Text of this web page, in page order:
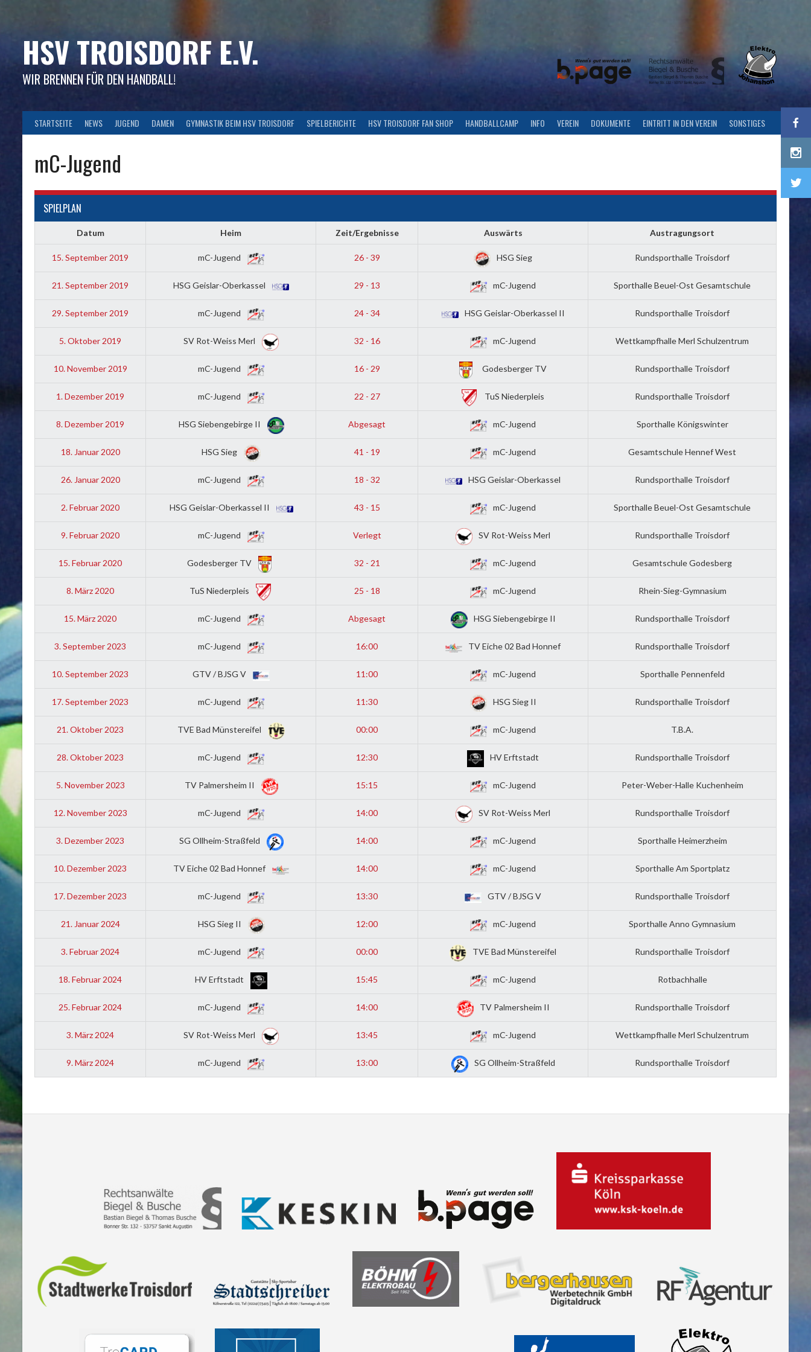
HSV TROISDORF E.V.
WIR BRENNEN FÜR DEN HANDBALL!
STARTSEITE NEWS JUGEND DAMEN GYMNASTIK BEIM HSV TROISDORF SPIELBERICHTE HSV TROISDORF FAN SHOP HANDBALLCAMP INFO VEREIN DOKUMENTE EINTRITT IN DEN VEREIN SONSTIGES
mC-Jugend
SPIELPLAN
Datum Heim Zeit/Ergebnisse Auswärts Austragungsort
15. September 2019 mC-Jugend 26 - 39 HSG Sieg Rundsporthalle Troisdorf
21. September 2019 HSG Geislar-Oberkassel 29 - 13 mC-Jugend Sporthalle Beuel-Ost Gesamtschule
29. September 2019 mC-Jugend 24 - 34 HSG Geislar-Oberkassel II Rundsporthalle Troisdorf
5. Oktober 2019 SV Rot-Weiss Merl 32 - 16 mC-Jugend Wettkampfhalle Merl Schulzentrum
10. November 2019 mC-Jugend 16 - 29 Godesberger TV Rundsporthalle Troisdorf
1. Dezember 2019 mC-Jugend 22 - 27 TuS Niederpleis Rundsporthalle Troisdorf
8. Dezember 2019 HSG Siebengebirge II Abgesagt mC-Jugend Sporthalle Königswinter
18. Januar 2020 HSG Sieg 41 - 19 mC-Jugend Gesamtschule Hennef West
26. Januar 2020 mC-Jugend 18 - 32 HSG Geislar-Oberkassel Rundsporthalle Troisdorf
2. Februar 2020 HSG Geislar-Oberkassel II 43 - 15 mC-Jugend Sporthalle Beuel-Ost Gesamtschule
9. Februar 2020 mC-Jugend Verlegt SV Rot-Weiss Merl Rundsporthalle Troisdorf
15. Februar 2020 Godesberger TV 32 - 21 mC-Jugend Gesamtschule Godesberg
8. März 2020 TuS Niederpleis 25 - 18 mC-Jugend Rhein-Sieg-Gymnasium
15. März 2020 mC-Jugend Abgesagt HSG Siebengebirge II Rundsporthalle Troisdorf
3. September 2023 mC-Jugend 16:00 TV Eiche 02 Bad Honnef Rundsporthalle Troisdorf
10. September 2023 GTV / BJSG V 11:00 mC-Jugend Sporthalle Pennenfeld
17. September 2023 mC-Jugend 11:30 HSG Sieg II Rundsporthalle Troisdorf
21. Oktober 2023 TVE Bad Münstereifel 00:00 mC-Jugend T.B.A.
28. Oktober 2023 mC-Jugend 12:30 HV Erftstadt Rundsporthalle Troisdorf
5. November 2023 TV Palmersheim II 15:15 mC-Jugend Peter-Weber-Halle Kuchenheim
12. November 2023 mC-Jugend 14:00 SV Rot-Weiss Merl Rundsporthalle Troisdorf
3. Dezember 2023 SG Ollheim-Straßfeld 14:00 mC-Jugend Sporthalle Heimerzheim
10. Dezember 2023 TV Eiche 02 Bad Honnef 14:00 mC-Jugend Sporthalle Am Sportplatz
17. Dezember 2023 mC-Jugend 13:30 GTV / BJSG V Rundsporthalle Troisdorf
21. Januar 2024 HSG Sieg II 12:00 mC-Jugend Sporthalle Anno Gymnasium
3. Februar 2024 mC-Jugend 00:00 TVE Bad Münstereifel Rundsporthalle Troisdorf
18. Februar 2024 HV Erftstadt 15:45 mC-Jugend Rotbachhalle
25. Februar 2024 mC-Jugend 14:00 TV Palmersheim II Rundsporthalle Troisdorf
3. März 2024 SV Rot-Weiss Merl 13:45 mC-Jugend Wettkampfhalle Merl Schulzentrum
9. März 2024 mC-Jugend 13:00 SG Ollheim-Straßfeld Rundsporthalle Troisdorf